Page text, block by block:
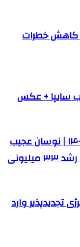
۲ ماه اخیر | کاهش خطرات
سایپا + عکس
قیمت امروز خودرو ۱۸ بهمن ۱۴۰۳ | نوسان عجیب
انرژی تجدیدپذیر وارد